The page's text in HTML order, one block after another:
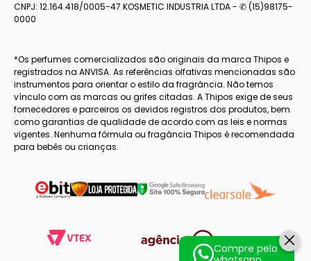
Compre pelo
CNPJ: 12.164.418/0005-47 KOSMETIC INDUSTRIA LTDA - ✆ (15)98175-
0000
*Os perfumes comercializados são originais da marca Thipos e
registrados na ANVISA. As referências olfativas mencionadas são
instrumentos para orientar o estilo da fragrância. Não temos
vínculo com as marcas ou grifes citadas. A Thipos exige de seus
fornecedores e parceiros os devidos registros dos produtos, bem
como garantias de qualidade de acordo com as leis e normas
vigentes. Nenhuma fórmula ou fragância Thipos é recomendada
para bebês ou crianças.